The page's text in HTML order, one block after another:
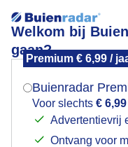
Welkom bij
gaan?
Premium € 6,99 /
Buienradar
Voor slechts €
Advertentievrij
Ontvang voor
Een mooie herfstdag
Mogen we je
Indien je hier nog